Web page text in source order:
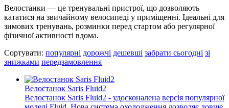
Велостанки — це тренувальні пристрої, що дозволяють
кататися на звичайному велосипеді у приміщенні. Ідеальні для
зимових тренувань, розминки перед стартом або регулярної
фізичної активності вдома.
Сортувати: популярні дорожчі дешевші забрати сьогодні зі
знижками передзамовлення
Велостанок Saris Fluid2
Велостанок Saris Fluid2 - удосконалена версія популярної